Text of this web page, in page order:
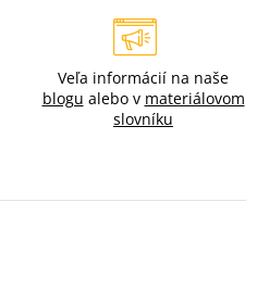
Veľa informácií na naše
blogu alebo v materiálovom
slovníku